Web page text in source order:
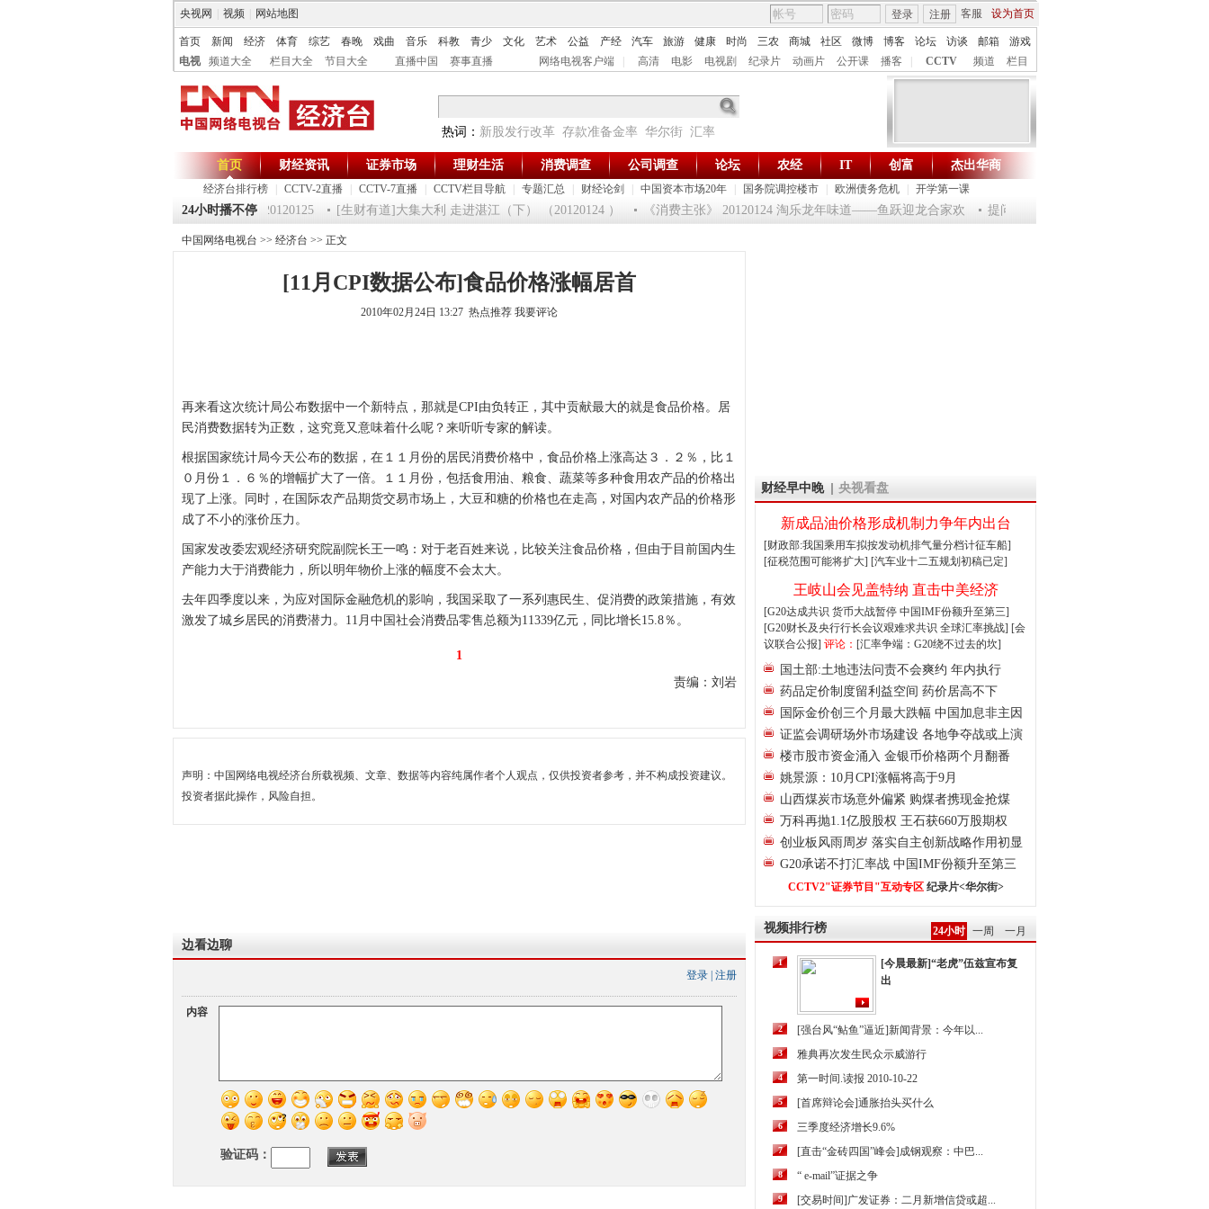
央视网 视频 网站地图 客服 设为首页
登录 注册
首页 新闻 经济 体育 综艺 春晚 戏曲 音乐 科教 青少 文化 艺术 公益 产经 汽车 旅游 健康 时尚 三农 商城 社区 微博 博客 论坛 访谈 邮箱
游戏
电视
频道大全 栏目大全 节目大全 直播中国 赛事直播 网络电视客户端 高清 电影 电视剧 纪录片 动画片 公开课 播客 CCTV 频道 栏目
热词： 新股发行改革 存款准备金率 华尔街 汇率
财智生活 一键通达
首页
经济台排行榜 CCTV-2直播 CCTV-7直播 CCTV栏目导航 专题汇总 财经论剑 中国资本市场20年 国务院调控楼市 欧洲债务危机 开学第一课
财经资讯 证券市场 理财生活 消费调查 公司调查 论坛 农经 IT 创富 杰出华商
24小时播不停
《第一时间》 20120125 [生财有道]大集大利 走进湛江（下） （20120124 ） 《消费主张》 20120124 淘乐龙年味道——鱼跃迎龙合家欢 提问2012：机遇与悬念共存
中国网络电视台 >> 经济台 >> 正文
[11月CPI数据公布]食品价格涨幅居首
2010年02月24日 13:27 热点推荐 我要评论
再来看这次统计局公布数据中一个新特点，那就是CPI由负转正，其中贡献最大的就是食品价格。居
民消费数据转为正数，这究竟又意味着什么呢？来听听专家的解读。
根据国家统计局今天公布的数据，在１１月份的居民消费价格中，食品价格上涨高达３．２％，比１
０月份１．６％的增幅扩大了一倍。１１月份，包括食用油、粮食、蔬菜等多种食用农产品的价格出
现了上涨。同时，在国际农产品期货交易市场上，大豆和糖的价格也在走高，对国内农产品的价格形
成了不小的涨价压力。
国家发改委宏观经济研究院副院长王一鸣：对于老百姓来说，比较关注食品价格，但由于目前国内生
产能力大于消费能力，所以明年物价上涨的幅度不会太大。
去年四季度以来，为应对国际金融危机的影响，我国采取了一系列惠民生、促消费的政策措施，有效
激发了城乡居民的消费潜力。11月中国社会消费品零售总额为11339亿元，同比增长15.8％。
1
责编：刘岩
声明：中国网络电视经济台所载视频、文章、数据等内容纯属作者个人观点，仅供投资者参考，并不构成投资建议。
投资者据此操作，风险自担。
边看边聊
登录 注册
内容
验证码：
财经早中晚 央视看盘
新成品油价格形成机制力争年内出台
[财政部:我国乘用车拟按发动机排气量分档计征车船]
[征税范围可能将扩大] [汽车业十二五规划初稿已定]
王岐山会见盖特纳 直击中美经济
[G20达成共识 货币大战暂停 中国IMF份额升至第三]
[G20财长及央行行长会议艰难求共识 全球汇率挑战] [会
议联合公报] 评论： [汇率争端：G20绕不过去的坎]
国土部:土地违法问责不会爽约 年内执行
药品定价制度留利益空间 药价居高不下
国际金价创三个月最大跌幅 中国加息非主因
证监会调研场外市场建设 各地争夺战或上演
楼市股市资金涌入 金银币价格两个月翻番
姚景源：10月CPI涨幅将高于9月
山西煤炭市场意外偏紧 购煤者携现金抢煤
万科再抛1.1亿股股权 王石获660万股期权
创业板风雨周岁 落实自主创新战略作用初显
G20承诺不打汇率战 中国IMF份额升至第三
CCTV2"证券节目"互动专区 纪录片<华尔街>
视频排行榜 24小时 一周 一月
1
[今晨最新]“老虎”伍兹宣布复
出
2 [强台风“鲇鱼”逼近]新闻背景：今年以...
3 雅典再次发生民众示威游行
4 第一时间.读报 2010-10-22
5 [首席辩论会]通胀抬头买什么
6 三季度经济增长9.6%
7 [直击“金砖四国”峰会]成钢观察：中巴...
8 “ e-mail”证据之争
9 [交易时间]广发证券：二月新增信贷或超...